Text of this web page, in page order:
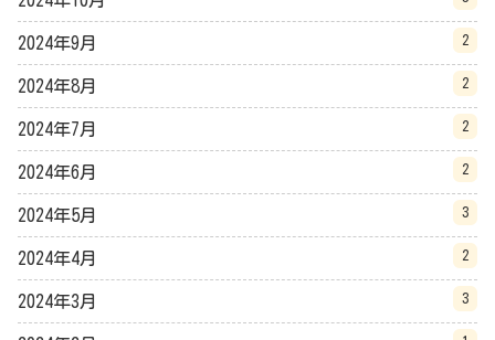
2024年9月 2
2024年8月 2
2024年7月 2
2024年6月 2
2024年5月 3
2024年4月 2
2024年3月 3